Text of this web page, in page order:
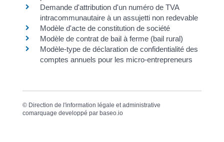
Demande d'attribution d'un numéro de TVA
intracommunautaire à un assujetti non redevable
Modèle d'acte de constitution de société
Modèle de contrat de bail à ferme (bail rural)
Modèle-type de déclaration de confidentialité des
comptes annuels pour les micro-entrepreneurs
© Direction de l'information légale et administrative
comarquage developpé par baseo.io